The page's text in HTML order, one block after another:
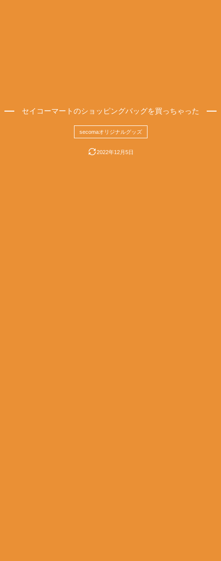
セイコーマートのショッピングバッグを買っちゃった
secomaオリジナルグッズ
2022年12月5日